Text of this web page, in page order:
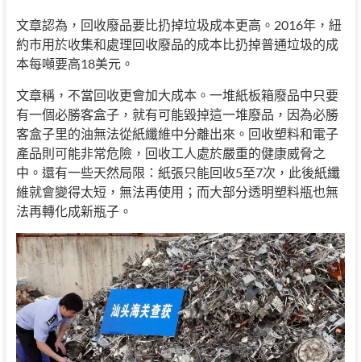
文章認為，回收廢品要比扔掉垃圾成本更高。2016年，紐
約市用於收集和處理回收廢品的成本比扔掉普通垃圾的成
本每噸要高18美元。
文章稱，不當回收更會加大成本。一堆紙板箱廢品中只要
有一個必勝客盒子，就有可能毀掉這一堆廢品，因為必勝
客盒子里的油無法從紙纖維中分離出來。回收塑料和電子
產品則可能非常危險，回收工人處於嚴重的健康威脅之
中。還有一些天然局限：紙張只能回收5至7次，此後紙纖
維就會變得太短，無法再使用；而大部分透明塑料瓶也無
法再轉化成新瓶子。